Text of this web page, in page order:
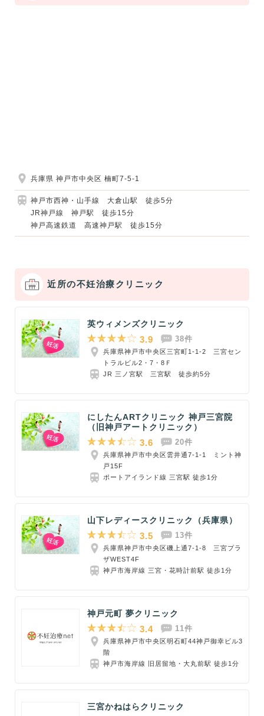
兵庫県 神戸市中央区 楠町7-5-1
神戸市西神・山手線 大倉山駅 徒歩5分
JR神戸線 神戸駅 徒歩15分
神戸高速鉄道 高速神戸駅 徒歩15分
近所の不妊治療クリニック
英ウィメンズクリニック
3.9 38件
兵庫県神戸市中央区三宮町1-1-2 三宮セン
トラルビル2・7・8Ｆ
JR 三ノ宮駅 三宮駅 徒歩約5分
にしたんARTクリニック 神戸三宮院
（旧神戸アートクリニック）
3.6 20件
兵庫県神戸市中央区雲井通7-1-1 ミント神
戸15F
ポートアイランド線 三宮駅 徒歩1分
山下レディースクリニック（兵庫県）
3.5 13件
兵庫県神戸市中央区磯上通7-1-8 三宮プラ
ザWEST4F
神戸市海岸線 三宮・花時計前駅 徒歩1分
神戸元町 夢クリニック
3.4 11件
兵庫県神戸市中央区明石町44神戸御幸ビル3
階
神戸市海岸線 旧居留地・大丸前駅 徒歩1分
三宮かねはらクリニック